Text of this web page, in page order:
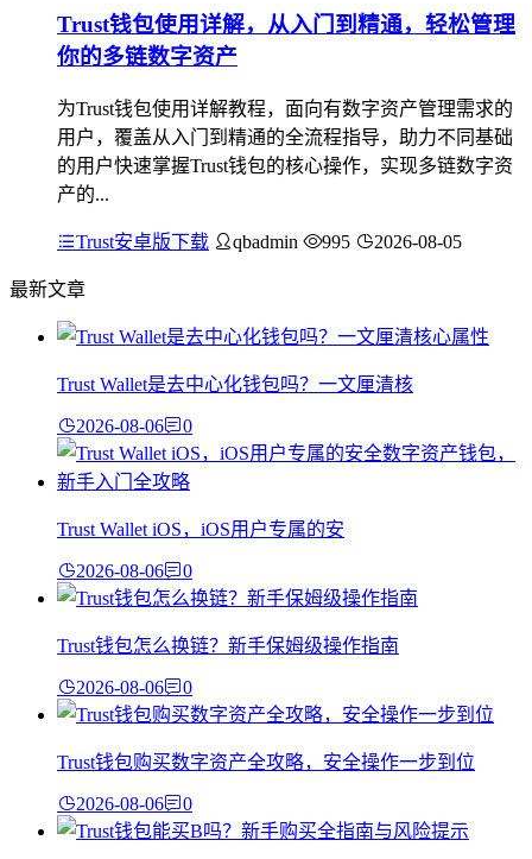
Trust钱包使用详解，从入门到精通，轻松管理
你的多链数字资产
为Trust钱包使用详解教程，面向有数字资产管理需求的
用户，覆盖从入门到精通的全流程指导，助力不同基础
的用户快速掌握Trust钱包的核心操作，实现多链数字资
产的...
Trust安卓版下载 qbadmin 995 2026-08-05
最新文章
Trust Wallet是去中心化钱包吗？一文厘清核
2026-08-06 0
Trust Wallet iOS，iOS用户专属的安
2026-08-06 0
Trust钱包怎么换链？新手保姆级操作指南
2026-08-06 0
Trust钱包购买数字资产全攻略，安全操作一步到位
2026-08-06 0